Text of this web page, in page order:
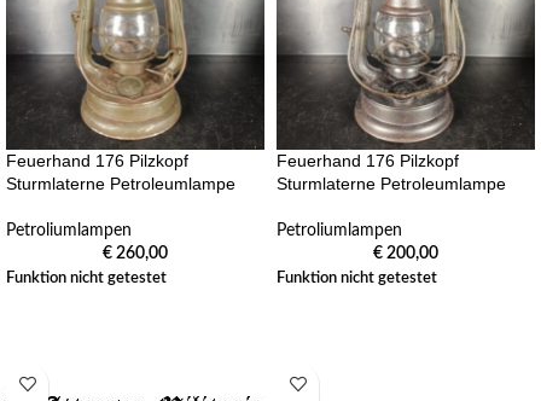
Feuerhand 176 Pilzkopf
Sturmlaterne Petroleumlampe
Petroliumlampen
€ 260,00
Funktion nicht getestet
Feuerhand 176 Pilzkopf
Sturmlaterne Petroleumlampe
Petroliumlampen
€ 200,00
Funktion nicht getestet